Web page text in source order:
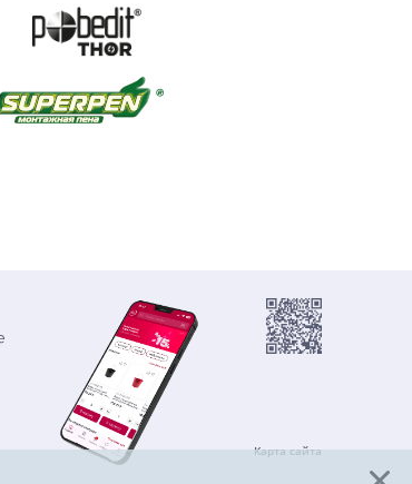
Карта сайта